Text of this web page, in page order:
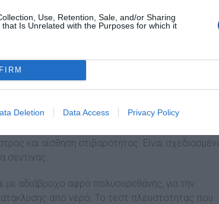
Use, Retention, Sale, and/or Sharing
Is Unrelated with the Purposes for which it
Deletion Data Access Privacy Policy
το ντεκ, κατασκευάζεται ένα τρίτο
τη χρήση ξύλου. Είναι απολύτως
δίνοντας έτσι γυαλιστερούς εσωτερικούς
και αίσθηση στιβαρότητας. Είναι
σεντίνας.
µε αδιάβροχο αφρό πολυουρεθάνης, για την
από νερό. Το τεστ πλευστότητας που